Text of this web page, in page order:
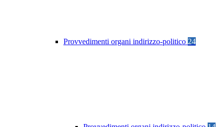
Provvedimenti organi indirizzo-politico 24